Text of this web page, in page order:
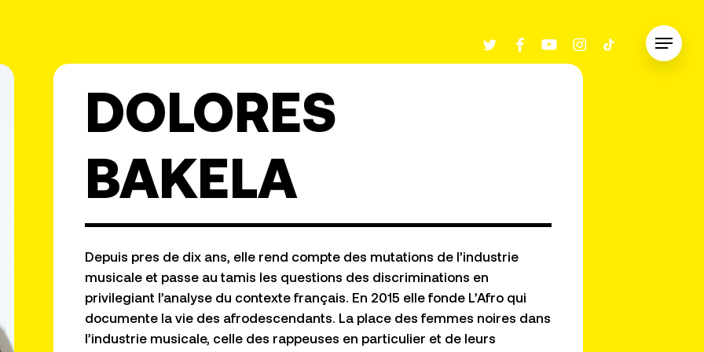
twitterfacebookyoutubeinstagram
tiktok Menu
DOLORES
BAKELA
Depuis pres de dix ans, elle rend compte des mutations de l’industrie
musicale et passe au tamis les questions des discriminations en
privilegiant l’analyse du contexte français. En 2015 elle fonde L’Afro qui
documente la vie des afrodescendants. La place des femmes noires dans
l’industrie musicale, celle des rappeuses en particulier et de leurs